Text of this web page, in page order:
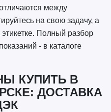
между
на свою задачу, а
Полный разбор
- в каталоге
КУПИТЬ В
ДОСТАВКА